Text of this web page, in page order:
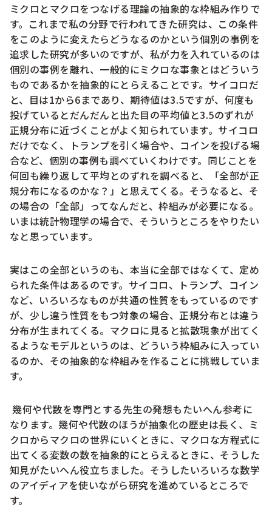
ミクロとマクロをつなげる理論の抽象的な枠組み作りで
す。これまで私の分野で行われてきた研究は、この条件
をこのように変えたらどうなるのかという個別の事例を
追求した研究が多いのですが、私が力を入れているのは
個別の事例を離れ、一般的にミクロな事象とはどういう
ものであるかを抽象的にとらえることです。サイコロだ
と、目は1から6まであり、期待値は3.5ですが、何度も
投げているとだんだんと出た目の平均値と3.5のずれが
正規分布に近づくことがよく知られています。サイコロ
だけでなく、トランプを引く場合や、コインを投げる場
合など、個別の事例も調べていくわけです。同じことを
何回も繰り返して平均とのずれを調べると、「全部が正
規分布になるのかな？」と思えてくる。そうなると、そ
の場合の「全部」ってなんだと、枠組みが必要になる。
いまは統計物理学の場合で、そういうところをやりたい
なと思っています。
実はこの全部というのも、本当に全部ではなくて、定め
られた条件はあるのです。サイコロ、トランプ、コイン
など、いろいろなものが共通の性質をもっているのです
が、少し違う性質をもつ対象の場合、正規分布とは違う
分布が生まれてくる。マクロに見ると拡散現象が出てく
るようなモデルというのは、どういう枠組みに入ってい
るのか、その抽象的な枠組みを作ることに挑戦していま
す。
幾何や代数を専門とする先生の発想もたいへん参考に
なります。幾何や代数のほうが抽象化の歴史は長く、ミ
クロからマクロの世界にいくときに、マクロな方程式に
出てくる変数の数を抽象的にとらえるときに、そうした
知見がたいへん役立ちました。そうしたいろいろな数学
のアイディアを使いながら研究を進めているところで
す。